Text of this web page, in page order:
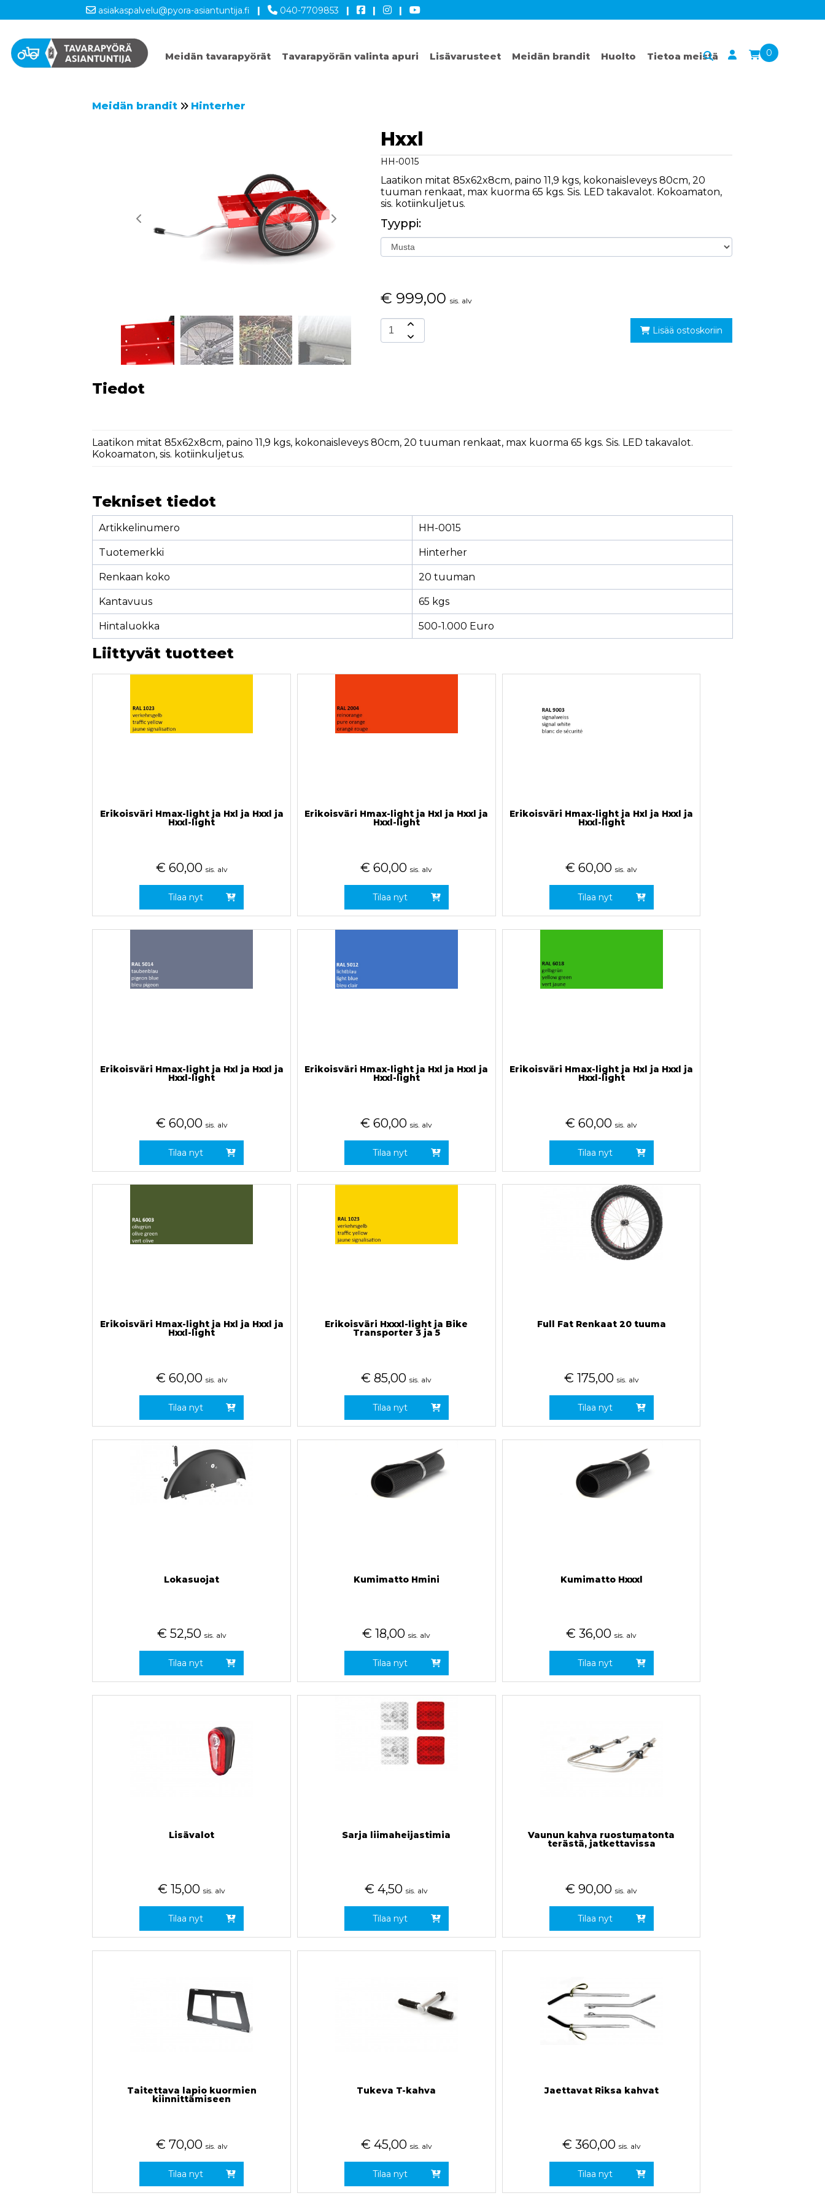
asiakaspalvelu@pyora-asiantuntija.fi | 040-7709853 | | |
Meidän tavarapyörät Tavarapyörän valinta apuri Lisävarusteet Meidän brandit Huolto Tietoa meistä 0
Meidän brandit Hinterher
Hxxl
HH-0015
Laatikon mitat 85x62x8cm, paino 11,9 kgs, kokonaisleveys 80cm, 20
tuuman renkaat, max kuorma 65 kgs. Sis. LED takavalot. Kokoamaton,
sis. kotiinkuljetus.
Tyyppi:
€ 999,00 sis. alv
Lisää ostoskoriin
Tiedot
Laatikon mitat 85x62x8cm, paino 11,9 kgs, kokonaisleveys 80cm, 20 tuuman renkaat, max kuorma 65 kgs. Sis. LED takavalot.
Kokoamaton, sis. kotiinkuljetus.
Tekniset tiedot
Artikkelinumero HH-0015
Tuotemerkki Hinterher
Renkaan koko 20 tuuman
Kantavuus 65 kgs
Hintaluokka 500-1.000 Euro
Liittyvät tuotteet
Erikoisväri Hmax-light ja Hxl ja Hxxl ja
Hxxl-light
€ 60,00 sis. alv
Tilaa nyt
Erikoisväri Hmax-light ja Hxl ja Hxxl ja
Hxxl-light
€ 60,00 sis. alv
Tilaa nyt
Erikoisväri Hmax-light ja Hxl ja Hxxl ja
Hxxl-light
€ 60,00 sis. alv
Tilaa nyt
Erikoisväri Hmax-light ja Hxl ja Hxxl ja
Hxxl-light
€ 60,00 sis. alv
Tilaa nyt
Erikoisväri Hmax-light ja Hxl ja Hxxl ja
Hxxl-light
€ 60,00 sis. alv
Tilaa nyt
Erikoisväri Hmax-light ja Hxl ja Hxxl ja
Hxxl-light
€ 60,00 sis. alv
Tilaa nyt
Erikoisväri Hmax-light ja Hxl ja Hxxl ja
Hxxl-light
€ 60,00 sis. alv
Tilaa nyt
Erikoisväri Hxxxl-light ja Bike
Transporter 3 ja 5
€ 85,00 sis. alv
Tilaa nyt
Full Fat Renkaat 20 tuuma
€ 175,00 sis. alv
Tilaa nyt
Lokasuojat
€ 52,50 sis. alv
Tilaa nyt
Kumimatto Hmini
€ 18,00 sis. alv
Tilaa nyt
Kumimatto Hxxxl
€ 36,00 sis. alv
Tilaa nyt
Lisävalot
€ 15,00 sis. alv
Tilaa nyt
Sarja liimaheijastimia
€ 4,50 sis. alv
Tilaa nyt
Vaunun kahva ruostumatonta
terästä, jatkettavissa
€ 90,00 sis. alv
Tilaa nyt
Taitettava lapio kuormien
kiinnittämiseen
€ 70,00 sis. alv
Tilaa nyt
Tukeva T-kahva
€ 45,00 sis. alv
Tilaa nyt
Jaettavat Riksa kahvat
€ 360,00 sis. alv
Tilaa nyt